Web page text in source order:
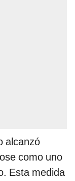
alcanzó
como uno
Esta medida